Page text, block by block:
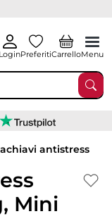
LoginPreferitiCarrelloMenu
antistress
Mini